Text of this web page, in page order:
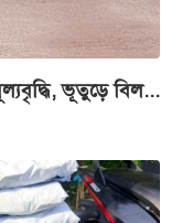
ভূতুড়ে বিল...